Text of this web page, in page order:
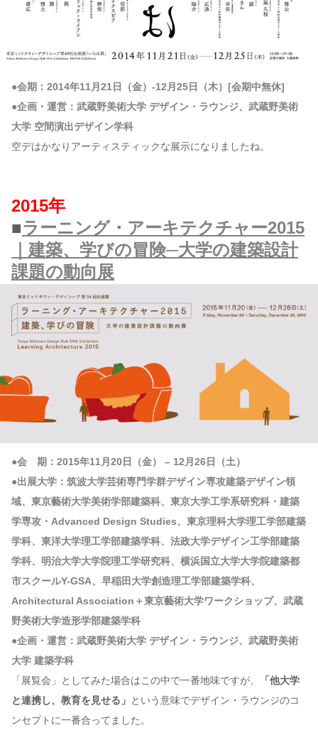
●会期：2014年11月21日（金）-12月25日（木）[会期中無休]
●企画・運営：武蔵野美術大学 デザイン・ラウンジ、武蔵野美術
大学 空間演出デザイン学科
空デはかなりアーティスティックな展示になりましたね。
2015年
■ラーニング・アーキテクチャー2015
｜建築、学びの冒険─大学の建築設計
課題の動向展
●会 期：2015年11月20日（金） – 12月26日（土）
●出展大学：筑波大学芸術専門学群デザイン専攻建築デザイン領
域、東京藝術大学美術学部建築科、東京大学工学系研究科・建築
学専攻・Advanced Design Studies、東京理科大学理工学部建築
学科、東洋大学理工学部建築学科、法政大学デザイン工学部建築
学科、明治大学大学院理工学研究科、横浜国立大学大学院建築都
市スクールY-GSA、早稲田大学創造理工学部建築学科、
Architectural Association＋東京藝術大学ワークショップ、武蔵
野美術大学造形学部建築学科
●企画・運営：武蔵野美術大学 デザイン・ラウンジ、武蔵野美術
大学 建築学科
「展覧会」としてみた場合はこの中で一番地味ですが、
「他大学
と連携し、教育を見せる」 という意味でデザイン・ラウンジのコ
ンセプトに一番合ってました。